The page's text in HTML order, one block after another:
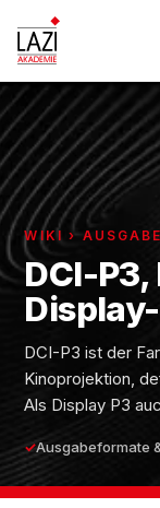
WIKI ›
DCI-
DCI-P3 ist der
Kinoprojektion,
Als Display P3
Ausgabeformate